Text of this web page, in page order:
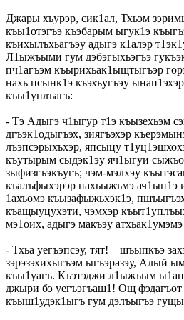
Джары хъурэр, сик1ал, Тхьэм
къы1отэгъэ къэбарым ыгук1э
къихылъхьагъэу адыгэ к1алэр
Л1ыжъыми гум дэбэгыхьэгъэ
пч1агъэм къырихьак1ыщтыгъэр
нахь псынк1э къэхъугъэу
къы1уплъагъ:
- Тэ Адыгэ ч1ыгур т1э къызехьэм
дгъэк1одыгъэх, зиягъэхэр
лъэпсэрыхъхэр, япсыцу
къутырым сыдэк1эу яч1ыгуи
зыфизгъэкъугъ; чэм-мэлхэу
къалъфыхэрэр нахьыжъмэ ач1ып1э
1ахъомэ къызафыжьхэк1э,
къащыуцухэти, чэмхэр
мэ1оих, адыгэ макъэу
- Тхьа уегъэпсэу, тят! – шъыпкъэ
зэрэзэхихыгъэм ыгъэразэу, Алый
къы1уагъ. Къэтэджи л1ыжъым
джыри бэ уегъэгъаш1! Ощ фэдагъот
къыш1удэк1ыгъ гум дэлъыгъэ